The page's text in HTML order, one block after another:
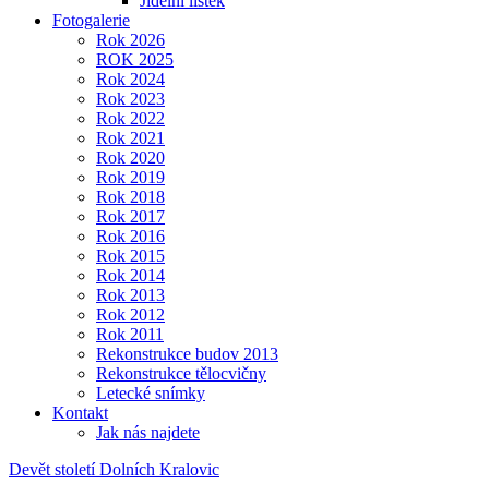
Fotogalerie
Rok 2026
ROK 2025
Rok 2024
Rok 2023
Rok 2022
Rok 2021
Rok 2020
Rok 2019
Rok 2018
Rok 2017
Rok 2016
Rok 2015
Rok 2014
Rok 2013
Rok 2012
Rok 2011
Rekonstrukce budov 2013
Rekonstrukce tělocvičny
Letecké snímky
Kontakt
Jak nás najdete
Devět století Dolních Kralovic